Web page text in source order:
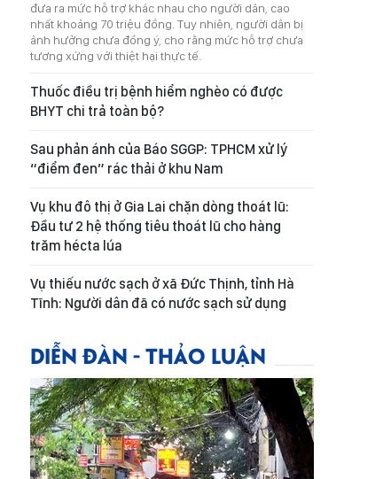
đưa ra mức hỗ trợ khác nhau cho người dân, cao
nhất khoảng 70 triệu đồng. Tuy nhiên, người dân bị
ảnh hưởng chưa đồng ý, cho rằng mức hỗ trợ chưa
tương xứng với thiệt hại thực tế.
Thuốc điều trị bệnh hiểm nghèo có được
BHYT chi trả toàn bộ?
Sau phản ánh của Báo SGGP: TPHCM xử lý
“điểm đen” rác thải ở khu Nam
Vụ khu đô thị ở Gia Lai chặn dòng thoát lũ:
Đầu tư 2 hệ thống tiêu thoát lũ cho hàng
trăm hécta lúa
Vụ thiếu nước sạch ở xã Đức Thịnh, tỉnh Hà
Tĩnh: Người dân đã có nước sạch sử dụng
DIỄN ĐÀN - THẢO LUẬN